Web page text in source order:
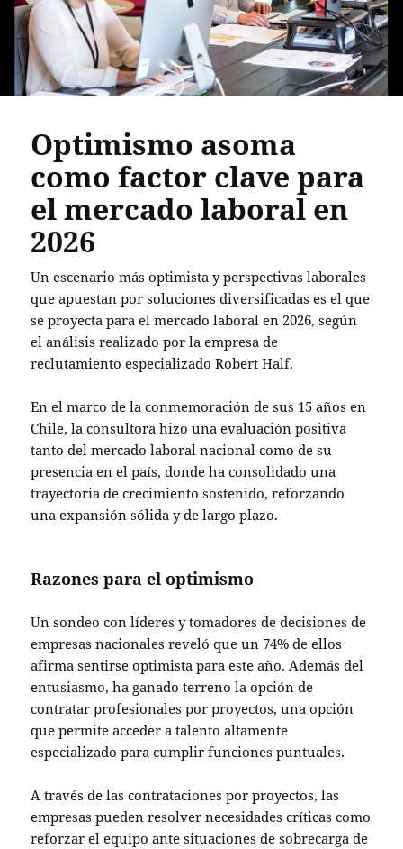
Optimismo asoma
como factor clave para
el mercado laboral en
2026
Un escenario más optimista y perspectivas laborales
que apuestan por soluciones diversificadas es el que
se proyecta para el mercado laboral en 2026, según
el análisis realizado por la empresa de
reclutamiento especializado Robert Half.
En el marco de la conmemoración de sus 15 años en
Chile, la consultora hizo una evaluación positiva
tanto del mercado laboral nacional como de su
presencia en el país, donde ha consolidado una
trayectoria de crecimiento sostenido, reforzando
una expansión sólida y de largo plazo.
Razones para el optimismo
Un sondeo con líderes y tomadores de decisiones de
empresas nacionales reveló que un 74% de ellos
afirma sentirse optimista para este año. Además del
entusiasmo, ha ganado terreno la opción de
contratar profesionales por proyectos, una opción
que permite acceder a talento altamente
especializado para cumplir funciones puntuales.
A través de las contrataciones por proyectos, las
empresas pueden resolver necesidades críticas como
reforzar el equipo ante situaciones de sobrecarga de